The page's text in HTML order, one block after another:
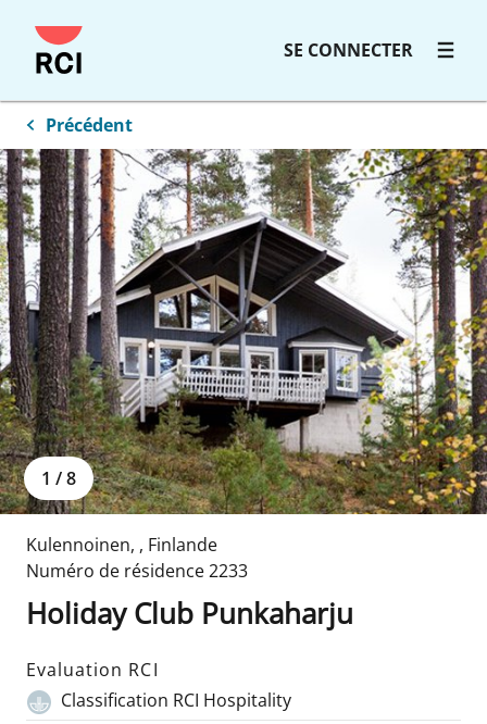
SE CONNECTER
Précédent
1 /8
Kulennoinen, , Finlande
Numéro de résidence2233
Holiday Club Punkaharju
Evaluation RCI
Classification RCI Hospitality